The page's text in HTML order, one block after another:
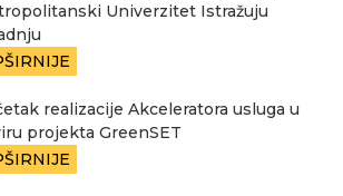
Univerzitet Istražuju
realizacije Akceleratora usluga u
projekta GreenSET